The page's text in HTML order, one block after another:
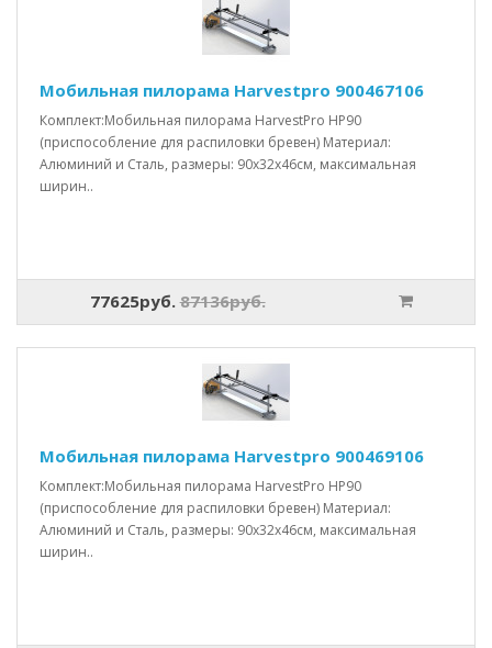
Мобильная пилорама Harvestpro 900467106
Комплект:Мобильная пилорама HarvestPro HP90
(приспособление для распиловки бревен) Материал:
Алюминий и Сталь, размеры: 90x32x46см, максимальная
ширин..
77625руб. 87136руб.
Мобильная пилорама Harvestpro 900469106
Комплект:Мобильная пилорама HarvestPro HP90
(приспособление для распиловки бревен) Материал:
Алюминий и Сталь, размеры: 90x32x46см, максимальная
ширин..